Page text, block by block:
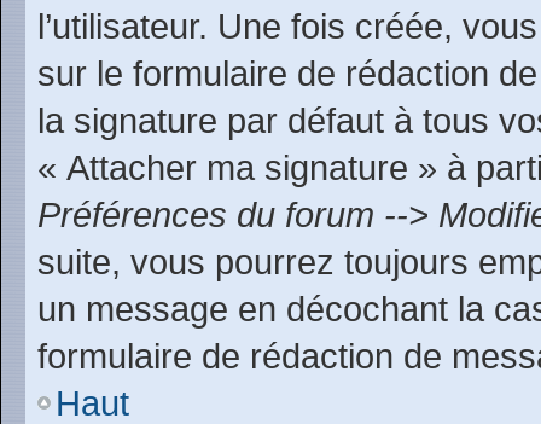
l’utilisateur. Une fois créée,
sur le formulaire de rédaction
la signature par défaut à tous
« Attacher ma signature » à
Préférences du forum -->
suite, vous pourrez toujours
un message en décochant la
formulaire de rédaction de
Haut